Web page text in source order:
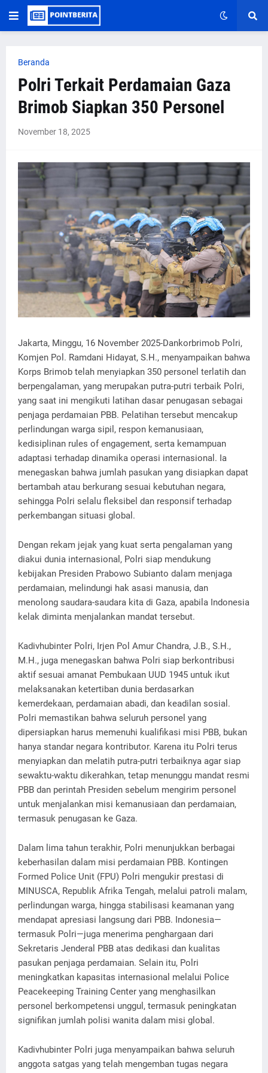
Beranda
Polri Terkait Perdamaian Gaza
Brimob Siapkan 350 Personel
November 18, 2025
Jakarta, Minggu, 16 November 2025-Dankorbrimob Polri,
Komjen Pol. Ramdani Hidayat, S.H., menyampaikan bahwa
Korps Brimob telah menyiapkan 350 personel terlatih dan
berpengalaman, yang merupakan putra-putri terbaik Polri,
yang saat ini mengikuti latihan dasar penugasan sebagai
penjaga perdamaian PBB. Pelatihan tersebut mencakup
perlindungan warga sipil, respon kemanusiaan,
kedisiplinan rules of engagement, serta kemampuan
adaptasi terhadap dinamika operasi internasional. Ia
menegaskan bahwa jumlah pasukan yang disiapkan dapat
bertambah atau berkurang sesuai kebutuhan negara,
sehingga Polri selalu fleksibel dan responsif terhadap
perkembangan situasi global.
Dengan rekam jejak yang kuat serta pengalaman yang
diakui dunia internasional, Polri siap mendukung
kebijakan Presiden Prabowo Subianto dalam menjaga
perdamaian, melindungi hak asasi manusia, dan
menolong saudara-saudara kita di Gaza, apabila Indonesia
kelak diminta menjalankan mandat tersebut.
Kadivhubinter Polri, Irjen Pol Amur Chandra, J.B., S.H.,
M.H., juga menegaskan bahwa Polri siap berkontribusi
aktif sesuai amanat Pembukaan UUD 1945 untuk ikut
melaksanakan ketertiban dunia berdasarkan
kemerdekaan, perdamaian abadi, dan keadilan sosial.
Polri memastikan bahwa seluruh personel yang
dipersiapkan harus memenuhi kualifikasi misi PBB, bukan
hanya standar negara kontributor. Karena itu Polri terus
menyiapkan dan melatih putra-putri terbaiknya agar siap
sewaktu-waktu dikerahkan, tetap menunggu mandat resmi
PBB dan perintah Presiden sebelum mengirim personel
untuk menjalankan misi kemanusiaan dan perdamaian,
termasuk penugasan ke Gaza.
Dalam lima tahun terakhir, Polri menunjukkan berbagai
keberhasilan dalam misi perdamaian PBB. Kontingen
Formed Police Unit (FPU) Polri mengukir prestasi di
MINUSCA, Republik Afrika Tengah, melalui patroli malam,
perlindungan warga, hingga stabilisasi keamanan yang
mendapat apresiasi langsung dari PBB. Indonesia—
termasuk Polri—juga menerima penghargaan dari
Sekretaris Jenderal PBB atas dedikasi dan kualitas
pasukan penjaga perdamaian. Selain itu, Polri
meningkatkan kapasitas internasional melalui Police
Peacekeeping Training Center yang menghasilkan
personel berkompetensi unggul, termasuk peningkatan
signifikan jumlah polisi wanita dalam misi global.
Kadivhubinter Polri juga menyampaikan bahwa seluruh
anggota satgas yang telah mengemban tugas negara